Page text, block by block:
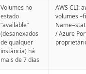
Volumes no
estado
“available”
(desanexados
de qualquer
instância) há
mais de 7 dias
AWS CLI:
volumes
/ Azure